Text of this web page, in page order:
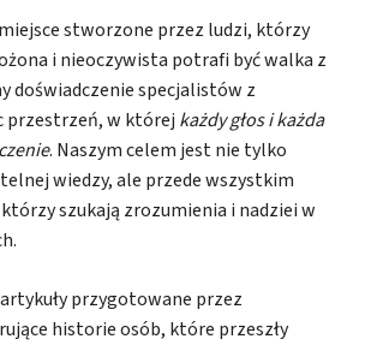
stworzone przez ludzi, którzy
i nieoczywista potrafi być walka z
doświadczenie specjalistów z
przestrzeń, w której każdy głos i każda
. Naszym celem jest nie tylko
wiedzy, ale przede wszystkim
szukają zrozumienia i nadziei w
przygotowane przez
historie osób, które przeszły